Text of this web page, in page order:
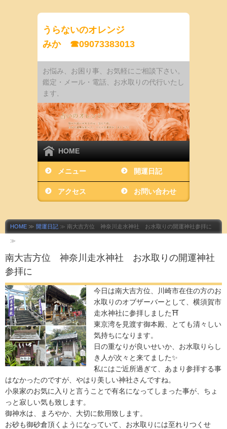
うらないのオレンジ
みか ☎09073383013
お悩み、お困り事、お気軽にご相談下さい。
鑑定・メール・電話、お水取りの代行いたし
ます
HOME
メニュー 開運日記
アクセス お問い合わせ
HOME ≫ 開運日記 ≫ 南大吉方位 神奈川走水神社 お水取りの開運神社参拝に
≫
南大吉方位 神奈川走水神社 お水取りの開運神社
参拝に
今日は南大吉方位、川崎市在住の方のお
水取りのオブザーバーとして、横須賀市
走水神社に参拝しました⛩️
東京湾を見渡す御本殿、とても清々しい
気持ちになります。
日の重なりが良いせいか、お水取りらし
き人が次々と来てました✨
私にはご近所過ぎて、あまり参拝する事
はなかったのですが、やはり美しい神社さんですね。
小泉家のお気に入りと言うことで有名になってしまった事が、ちょ
っと寂しい気も致します。
御神水は、まろやか、大切に飲用致します。
お砂も御砂倉頂くようになっていて、お水取りには至れりつくせ